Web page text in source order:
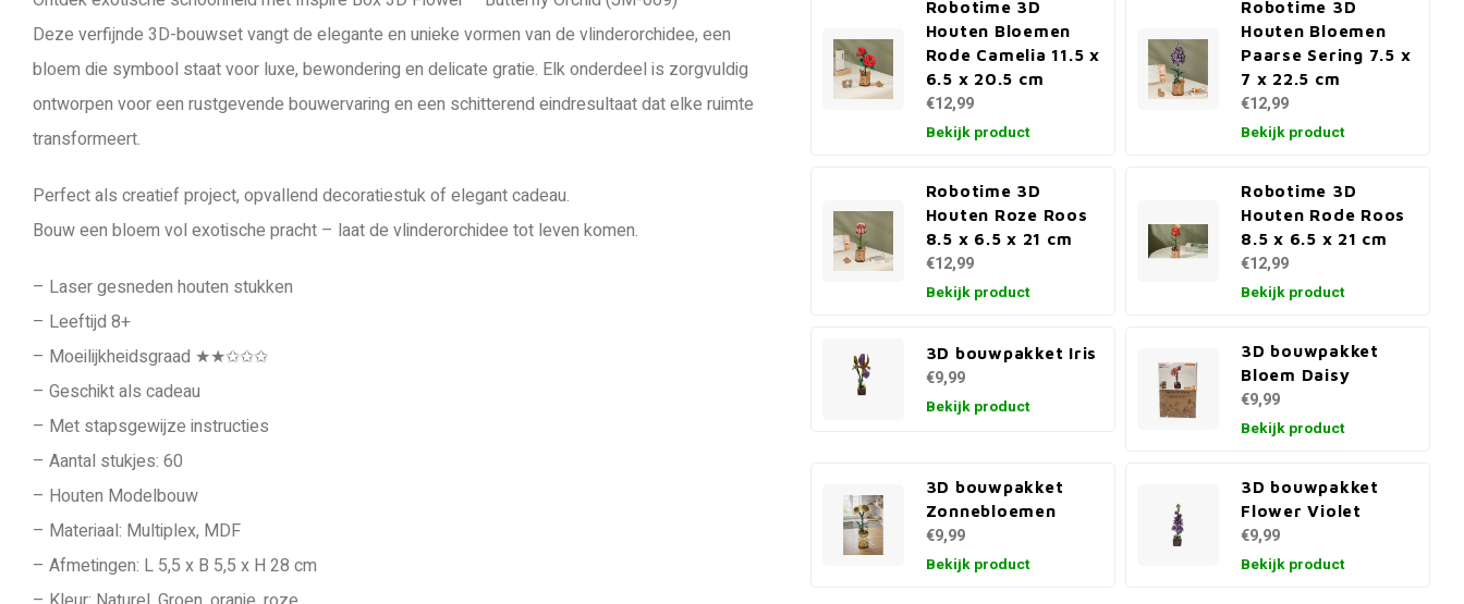
Deze verfijnde 3D-bouwset vangt de elegante en unieke vormen van de vlinderorchidee, een
bloem die symbool staat voor luxe, bewondering en delicate gratie. Elk onderdeel is zorgvuldig
ontworpen voor een rustgevende bouwervaring en een schitterend eindresultaat dat elke ruimte
transformeert.
Perfect als creatief project, opvallend decoratiestuk of elegant cadeau.
Bouw een bloem vol exotische pracht – laat de vlinderorchidee tot leven komen.
– Laser gesneden houten stukken
– Leeftijd 8+
– Moeilijkheidsgraad ★★✩✩✩
– Geschikt als cadeau
– Met stapsgewijze instructies
– Aantal stukjes: 60
– Houten Modelbouw
– Materiaal: Multiplex, MDF
– Afmetingen: L 5,5 x B 5,5 x H 28 cm
Robotime 3D
Houten Bloemen
Rode Camelia 11.5 x
6.5 x 20.5 cm
€12,99
Bekijk product
Robotime 3D
Houten Bloemen
Paarse Sering 7.5 x
7 x 22.5 cm
€12,99
Bekijk product
Robotime 3D
Houten Roze Roos
8.5 x 6.5 x 21 cm
€12,99
Bekijk product
Robotime 3D
Houten Rode Roos
8.5 x 6.5 x 21 cm
€12,99
Bekijk product
3D bouwpakket Iris
€9,99
Bekijk product
3D bouwpakket
Bloem Daisy
€9,99
Bekijk product
3D bouwpakket
Zonnebloemen
€9,99
Bekijk product
3D bouwpakket
Flower Violet
€9,99
Bekijk product